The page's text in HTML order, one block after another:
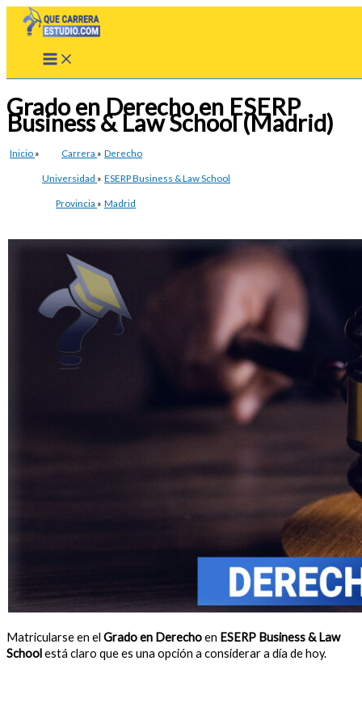
Grado en Derecho en ESERP
Business & Law School (Madrid)
Inicio » Carrera » Derecho
Universidad » ESERP Business & Law School
Provincia » Madrid
Matricularse en el Grado en Derechoen ESERP Business & Law
Schoolestá claro que es una opción a considerar a día de hoy.